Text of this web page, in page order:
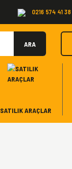
0216 574 41 38
ARA
SATILIK ARAÇLAR